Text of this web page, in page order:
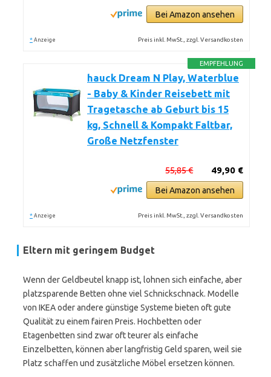
Bei Amazon ansehen
* Anzeige Preis inkl. MwSt., zzgl. Versandkosten
EMPFEHLUNG
hauck Dream N Play, Waterblue
- Baby & Kinder Reisebett mit
Tragetasche ab Geburt bis 15
kg, Schnell & Kompakt Faltbar,
Große Netzfenster
49,90 €
55,85 €
Bei Amazon ansehen
* Anzeige Preis inkl. MwSt., zzgl. Versandkosten
Eltern mit geringem Budget
Wenn der Geldbeutel knapp ist, lohnen sich einfache, aber
platzsparende Betten ohne viel Schnickschnack. Modelle
von IKEA oder andere günstige Systeme bieten oft gute
Qualität zu einem fairen Preis. Hochbetten oder
Etagenbetten sind zwar oft teurer als einfache
Einzelbetten, können aber langfristig Geld sparen, weil sie
Platz schaffen und zusätzliche Möbel ersetzen können.